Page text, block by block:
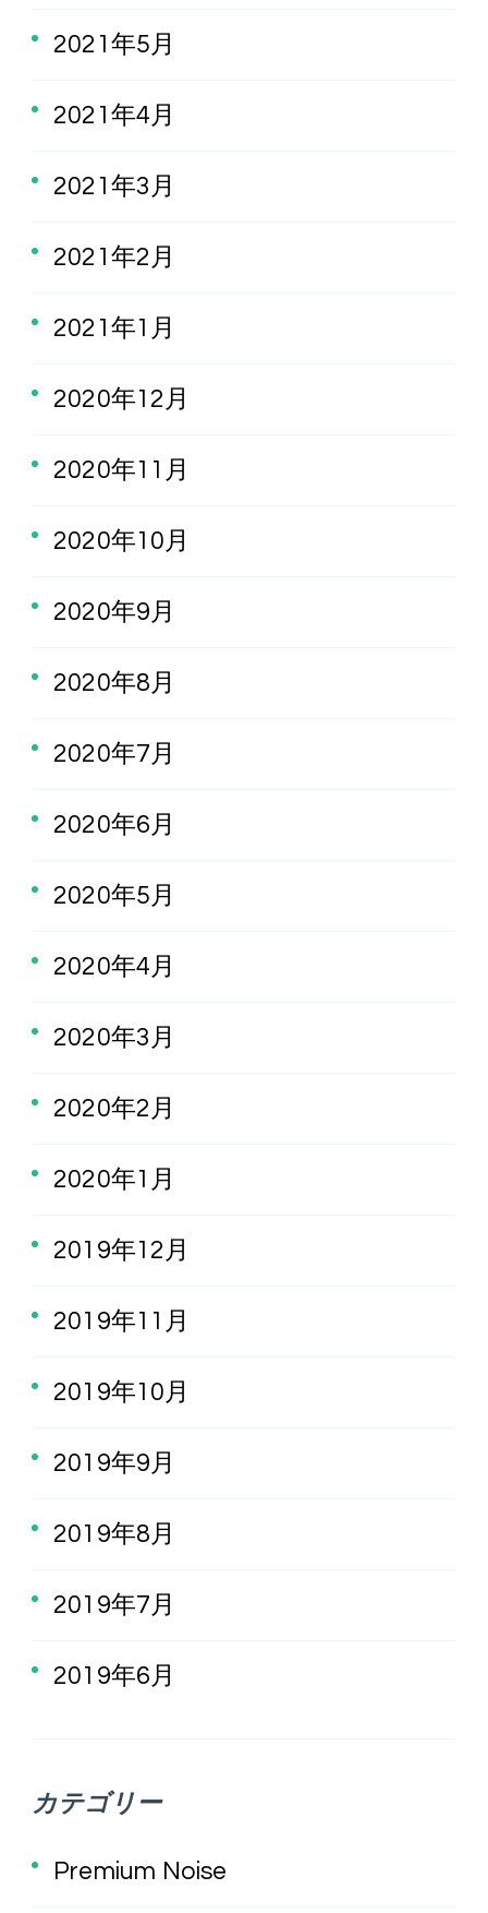
2021年5月
2021年4月
2021年3月
2021年2月
2021年1月
2020年12月
2020年11月
2020年10月
2020年9月
2020年8月
2020年7月
2020年6月
2020年5月
2020年4月
2020年3月
2020年2月
2020年1月
2019年12月
2019年11月
2019年10月
2019年9月
2019年8月
2019年7月
2019年6月
カテゴリー
Premium Noise